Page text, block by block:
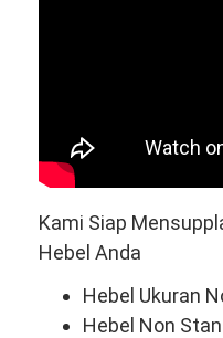
Kami Siap
Hebel Anda
Hebel Ukuran
Hebel Non